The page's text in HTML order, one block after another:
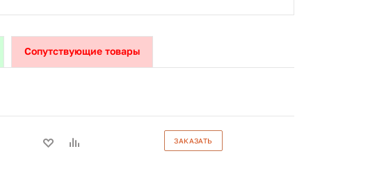
Сопутствующие товары
ЗАКАЗАТЬ